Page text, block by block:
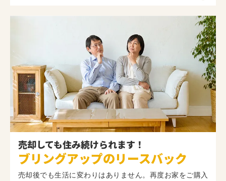
売却しても住み続けられます！
ブリングアップのリースバック
売却後でも生活に変わりはありません。再度お家をご購入